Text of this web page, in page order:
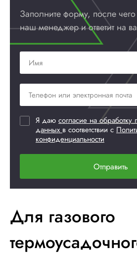
Заполните форму, после
наш менеджер и ответит на
Я даю согласие на обработку
данных в соответствии с
конфиденциальности
Отправить
Для газового